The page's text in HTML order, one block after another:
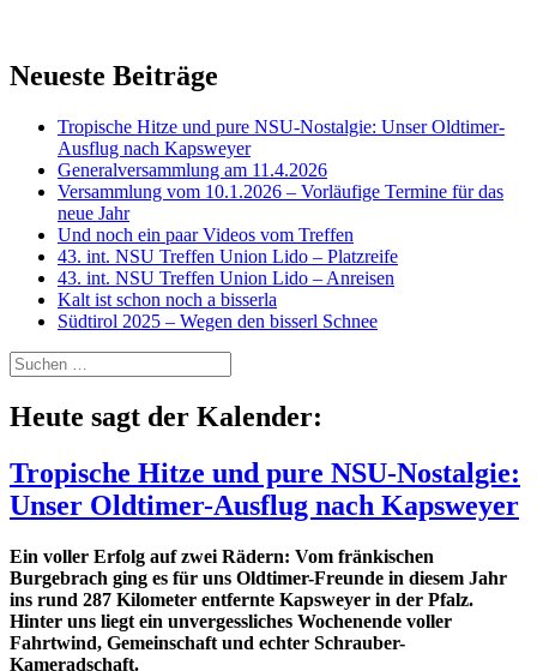
Neueste Beiträge
Tropische Hitze und pure NSU-Nostalgie: Unser Oldtimer-
Ausflug nach Kapsweyer
Generalversammlung am 11.4.2026
Versammlung vom 10.1.2026 – Vorläufige Termine für das
neue Jahr
Und noch ein paar Videos vom Treffen
43. int. NSU Treffen Union Lido – Platzreife
43. int. NSU Treffen Union Lido – Anreisen
Kalt ist schon noch a bisserla
Südtirol 2025 – Wegen den bisserl Schnee
Suchen
nach:
Heute sagt der Kalender:
Tropische Hitze und pure NSU-Nostalgie:
Unser Oldtimer-Ausflug nach Kapsweyer
Ein voller Erfolg auf zwei Rädern: Vom fränkischen
Burgebrach ging es für uns Oldtimer-Freunde in diesem Jahr
ins rund 287 Kilometer entfernte Kapsweyer in der Pfalz.
Hinter uns liegt ein unvergessliches Wochenende voller
Fahrtwind, Gemeinschaft und echter Schrauber-
Kameradschaft.